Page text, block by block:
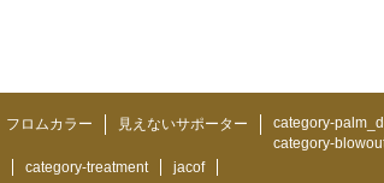
フロムカラー 見えないサポーター
category-
category-
category-treatment jacof